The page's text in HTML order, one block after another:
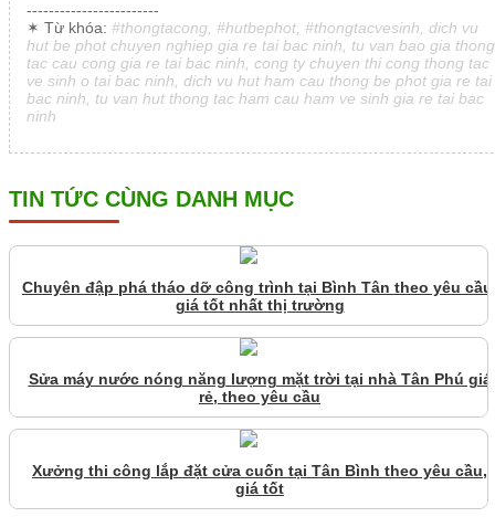
------------------------
✶ Từ khóa: #thongtacong, #hutbephot, #thongtacvesinh, dich vu
hut be phot chuyen nghiep gia re tai bac ninh, tu van bao gia thong
tac cau cong gia re tai bac ninh, cong ty chuyen thi cong thong tac
ve sinh o tai bac ninh, dich vu hut ham cau thong be phot gia re tai
bac ninh, tu van hut thong tac ham cau ham ve sinh gia re tai bac
ninh
TIN TỨC CÙNG DANH MỤC
Chuyên đập phá tháo dỡ công trình tại Bình Tân theo yêu
giá tốt nhất thị trường
Sửa máy nước nóng năng lượng mặt trời tại nhà Tân Phú giá
rẻ, theo yêu cầu
Xưởng thi công lắp đặt cửa cuốn tại Tân Bình theo yêu cầu,
giá tốt